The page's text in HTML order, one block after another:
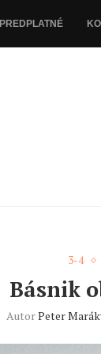
PREDPLATNÉ
3-4
Básnik
AutorPeter